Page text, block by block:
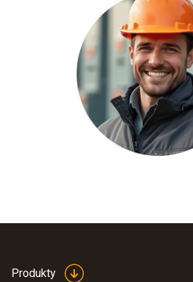
Produkty